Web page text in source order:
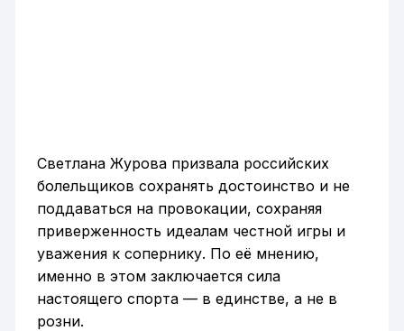
Светлана Журова призвала российских
болельщиков сохранять достоинство и не
поддаваться на провокации, сохраняя
приверженность идеалам честной игры и
уважения к сопернику. По её мнению,
именно в этом заключается сила
настоящего спорта — в единстве, а не в
розни.